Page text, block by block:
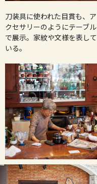
刀装具に使われた目貫も、ア
クセサリーのようにテーブル
で展示。家紋や文様を表して
いる。